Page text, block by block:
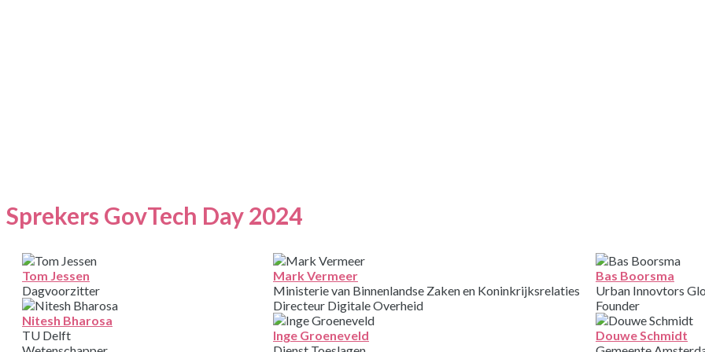
Sprekers GovTech Day 2024
Tom Jessen
Dagvoorzitter
Nitesh Bharosa
TU Delft
Mark Vermeer
Ministerie van Binnenlandse Zaken en Koninkrijksrelaties
Directeur Digitale Overheid
Inge Groeneveld
Bas Boorsma
Urban Innovtors
Founder
Douwe Schmidt